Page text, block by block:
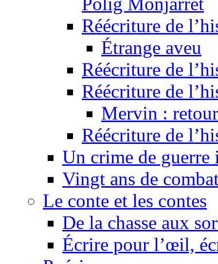
Réécriture de
Étrange aveu
Réécriture de
Réécriture de
Mervin :
Réécriture de
Un crime de guerre
Vingt ans de
Le conte et les contes
De la chasse aux
Écrire pour l’œil,